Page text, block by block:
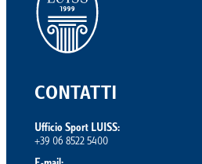
CONTATTI
Ufficio Sport LUISS:
+39 06 8522 5400